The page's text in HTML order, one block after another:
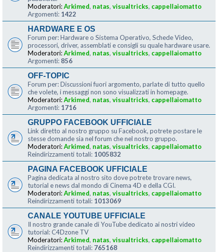
Moderatori:Arkimed, natas, visualtricks, cappellaiomatto
Argomenti: 1422
HARDWARE E OS
Forum per: Hardware o Sistema Operativo, Schede Video,
processori, driver, assemblati e consigli su quale hardware usare.
Moderatori:Arkimed, natas, visualtricks, cappellaiomatto
Argomenti: 856
OFF-TOPIC
Forum per: Discussioni fuori argomento, parlate di tutto quello
che volete, i messaggi non sono visualizzati in homepage.
Moderatori:Arkimed, natas, visualtricks, cappellaiomatto
Argomenti: 1716
GRUPPO FACEBOOK UFFICIALE
Link diretto al nostro gruppo su Facebook, potrete postare le
stesse domande sia nel forum che nel nostro gruppo.
Moderatori:Arkimed, natas, visualtricks, cappellaiomatto
Reindirizzamenti totali: 1005832
PAGINA FACEBOOK UFFICIALE
Pagina dedicata al nostro sito dove potrete trovare news,
tutorial e news dal mondo di Cinema 4D e della CGI.
Moderatori:Arkimed, natas, visualtricks, cappellaiomatto
Reindirizzamenti totali: 1013069
CANALE YOUTUBE UFFICIALE
Il nostro grande canale di YouTube dedicato ai nostri video
tutorial: C4Dzone TV
Moderatori:Arkimed, natas, visualtricks, cappellaiomatto
Reindirizzamenti totali: 765168